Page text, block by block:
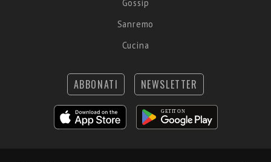
Gossip
Sanremo
Cucina
ABBONATI NEWSLETTER